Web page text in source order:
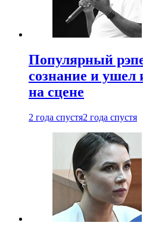
Популярный
сознание и ушел
на сцене
2 года спустя2 года спустя